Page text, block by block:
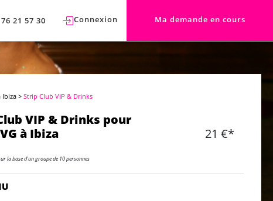
21 57 30 Connexion Ma demande en cours
Ibiza >Strip Club VIP & Drinks
VIP & Drinks pour
à Ibiza
21 €*
la base d'un groupe de 10 personnes